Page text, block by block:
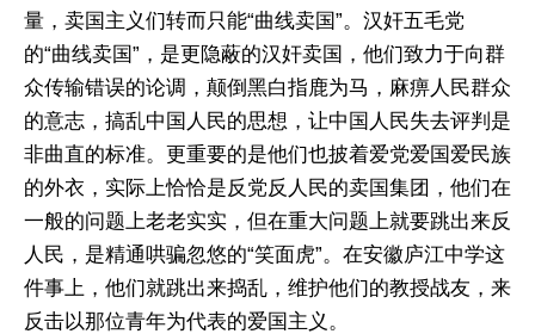
量，卖国主义们转而只能“曲线卖国”。汉奸五毛党
的“曲线卖国”，是更隐蔽的汉奸卖国，他们致力于向群
众传输错误的论调，颠倒黑白指鹿为马，麻痹人民群众
的意志，搞乱中国人民的思想，让中国人民失去评判是
非曲直的标准。更重要的是他们也披着爱党爱国爱民族
的外衣，实际上恰恰是反党反人民的卖国集团，他们在
一般的问题上老老实实，但在重大问题上就要跳出来反
人民，是精通哄骗忽悠的“笑面虎”。在安徽庐江中学这
件事上，他们就跳出来捣乱，维护他们的教授战友，来
反击以那位青年为代表的爱国主义。